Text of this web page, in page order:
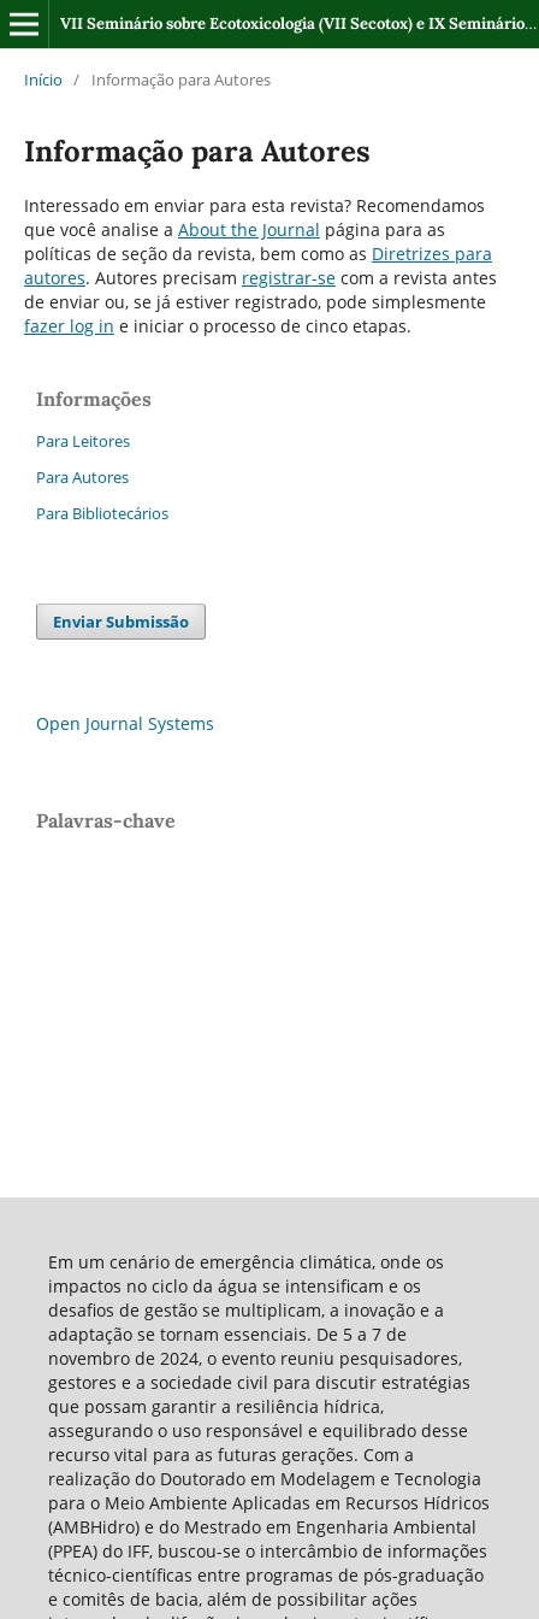
VII Seminário sobre Ecotoxicologia (VII Secotox) e IX Seminário Regional sobre Gestão de Recursos Hídricos (IX SRHidro)
Início / Informação para Autores
Informação para Autores
Interessado em enviar para esta revista? Recomendamos
que você analise a About the Journal página para as
políticas de seção da revista, bem como as Diretrizes para
autores. Autores precisam registrar-secom a revista antes
de enviar ou, se já estiver registrado, pode simplesmente
fazer log in e iniciar o processo de cinco etapas.
Informações
Para Leitores
Para Autores
Para Bibliotecários
Enviar Submissão
Open Journal Systems
Palavras-chave
Em um cenário de emergência climática, onde os
impactos no ciclo da água se intensificam e os
desafios de gestão se multiplicam, a inovação e a
adaptação se tornam essenciais. De 5 a 7 de
novembro de 2024, o evento reuniu pesquisadores,
gestores e a sociedade civil para discutir estratégias
que possam garantir a resiliência hídrica,
assegurando o uso responsável e equilibrado desse
recurso vital para as futuras gerações. Com a
realização do Doutorado em Modelagem e Tecnologia
para o Meio Ambiente Aplicadas em Recursos Hídricos
(AMBHidro) e do Mestrado em Engenharia Ambiental
(PPEA) do IFF, buscou-se o intercâmbio de informações
técnico-científicas entre programas de pós-graduação
e comitês de bacia, além de possibilitar ações